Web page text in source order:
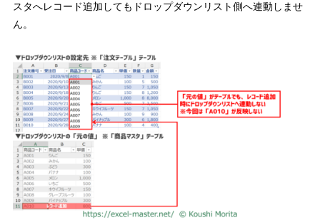
スタへレコード追加してもドロップダウンリスト側へ連動しませ
ん。